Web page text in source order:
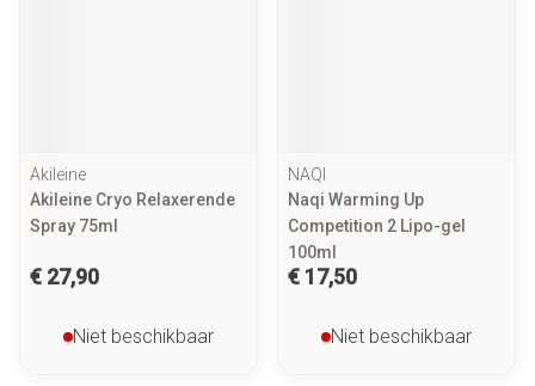
Akileine
Akileine Cryo Relaxerende
Spray 75ml
€ 27,90
Niet beschikbaar
NAQI
Naqi Warming Up
Competition 2 Lipo-gel
100ml
€ 17,50
Niet beschikbaar